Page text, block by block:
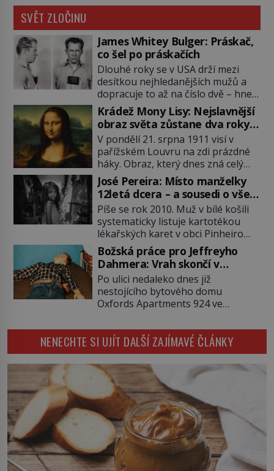
SVĚT ZLOČINU
James Whitey Bulger: Práskač,
co šel po práskačích
Dlouhé roky se v USA drží mezi
desítkou nejhledanějších mužů a
dopracuje to až na číslo dvě – hned
po Usámovi bin Ládinovi (1957–
2011). To je James „Whitey“ Bulger
(1929–2018) viněný ze spoluúčasti
na 19 vraždách, vydírání a lichvy. A
samozřejmě, krom toho je ještě
drogový dealer, který neváhá
odstranit z cesty všechny práskače,
zatímco […]
Krádež Mony Lisy: Nejslavnější
obraz světa zůstane dva roky
nezvěstný
V pondělí 21. srpna 1911 visí v
pařížském Louvru na zdi prázdné
háky. Obraz, který dnes zná celý
svět, je pryč. Zpočátku si nikdo
nemyslí, že jde o krádež.
Zaměstnanci jsou přesvědčeni, že
Mona Lisa je jen v restaurátorské
dílně nebo u fotografa. Když se
ukáže pravda, propukne jeden z
největších honů na zloděje v […]
José Pereira: Místo manželky
12letá dcera – a sousedi o všem
vědí!
Píše se rok 2010. Muž v bílé košili
systematicky listuje kartotékou
lékařských karet v obci Pinheiro
ležící asi 20 kilometrů od farmy s
podivínským majitelem. Něco tu
nesedí. Ledaže… Ledaže by ta
mladá dívka z farmy byla ne
manželkou, ale dcerou – a všechny
ty děti byly zplozené v incestu. Na
Božská práce pro Jeffreyho
Dahmera: Vrah skončí v
tratolišti krve ve vězeňských
umývárnách
Po ulici nedaleko dnes již
nestojícího bytového domu
Oxfords Apartments 924 ve
potácí zcela zmatený 14letý
Konerak Sinthasomphone. Když ho
zastaví policejní hlídka, ochable jí
nadiktuje adresu „jeho kamaráda“.
Strážníci ho dopraví zpět do
udaného bytu. Oním „kamarádem“
je ovšem jeden z nejslavnějších
vrahů, Jeffrey Dahmer (1960–1994).
Je 27. května 1991. […]
NENECHTE SI UJÍT DALŠÍ ZAJÍMAVÉ ČLÁNKY